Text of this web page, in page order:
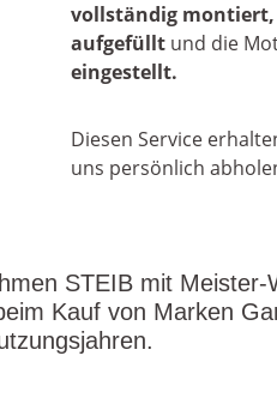
vollständig montiert,
aufgefüllt und die
eingestellt.
Diesen Service
uns persönlich
STEIB mit
Kauf von Marken